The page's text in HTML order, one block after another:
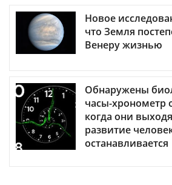
Новое
что Земля
Венеру жизнью
Обнаружены
часы-хронометр
когда они
развитие
останавливается